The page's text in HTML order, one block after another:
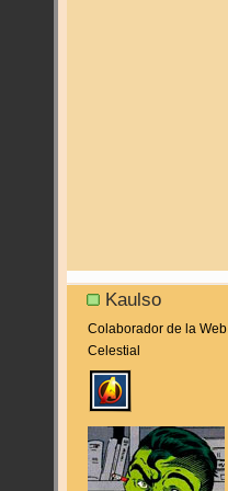
Kaulso
Colaborador de la Web
Celestial